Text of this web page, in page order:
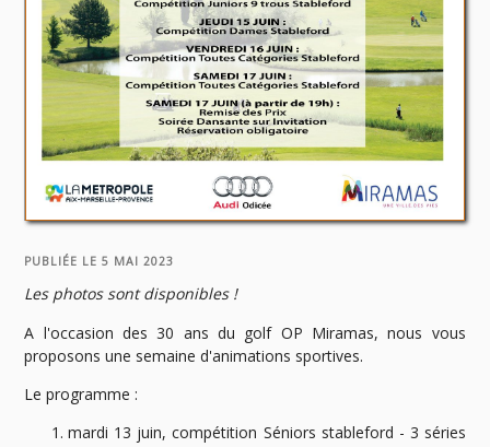
PUBLIÉE LE 5 MAI 2023
Les photos sont disponibles !
A l'occasion des 30 ans du golf OP Miramas, nous vous
proposons une semaine d'animations sportives.
Le programme :
mardi 13 juin, compétition Séniors stableford - 3 séries